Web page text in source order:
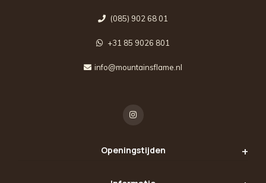
(085) 902 68 01
+31 85 9026 801
info@mountainsflame.nl
Openingstijden